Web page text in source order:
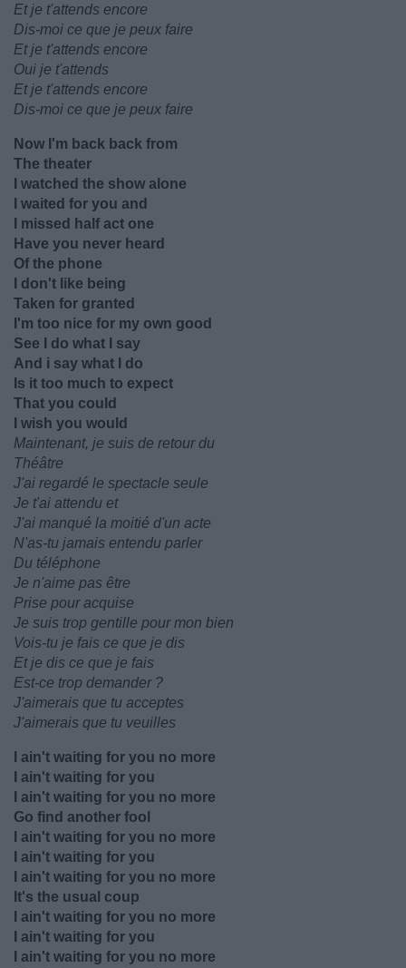
Et je t'attends encore
Dis-moi ce que je peux faire
Et je t'attends encore
Oui je t'attends
Et je t'attends encore
Dis-moi ce que je peux faire
Now I'm back back from
The theater
I watched the show alone
I waited for you and
I missed half act one
Have you never heard
Of the phone
I don't like being
Taken for granted
I'm too nice for my own good
See I do what I say
And i say what I do
Is it too much to expect
That you could
I wish you would
Maintenant, je suis de retour du
Théâtre
J'ai regardé le spectacle seule
Je t'ai attendu et
J'ai manqué la moitié d'un acte
N'as-tu jamais entendu parler
Du téléphone
Je n'aime pas être
Prise pour acquise
Je suis trop gentille pour mon bien
Vois-tu je fais ce que je dis
Et je dis ce que je fais
Est-ce trop demander ?
J'aimerais que tu acceptes
J'aimerais que tu veuilles
I ain't waiting for you no more
I ain't waiting for you
I ain't waiting for you no more
Go find another fool
I ain't waiting for you no more
I ain't waiting for you
I ain't waiting for you no more
It's the usual coup
I ain't waiting for you no more
I ain't waiting for you
I ain't waiting for you no more